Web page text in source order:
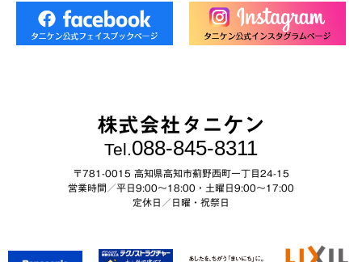
株式会社タニケン
Tel.088-845-8311
〒781-0015 高知県高知市薊野西町一丁目24-15
営業時間／平日9:00～18:00・土曜日9:00〜17:00
定休日／日曜・祝祭日